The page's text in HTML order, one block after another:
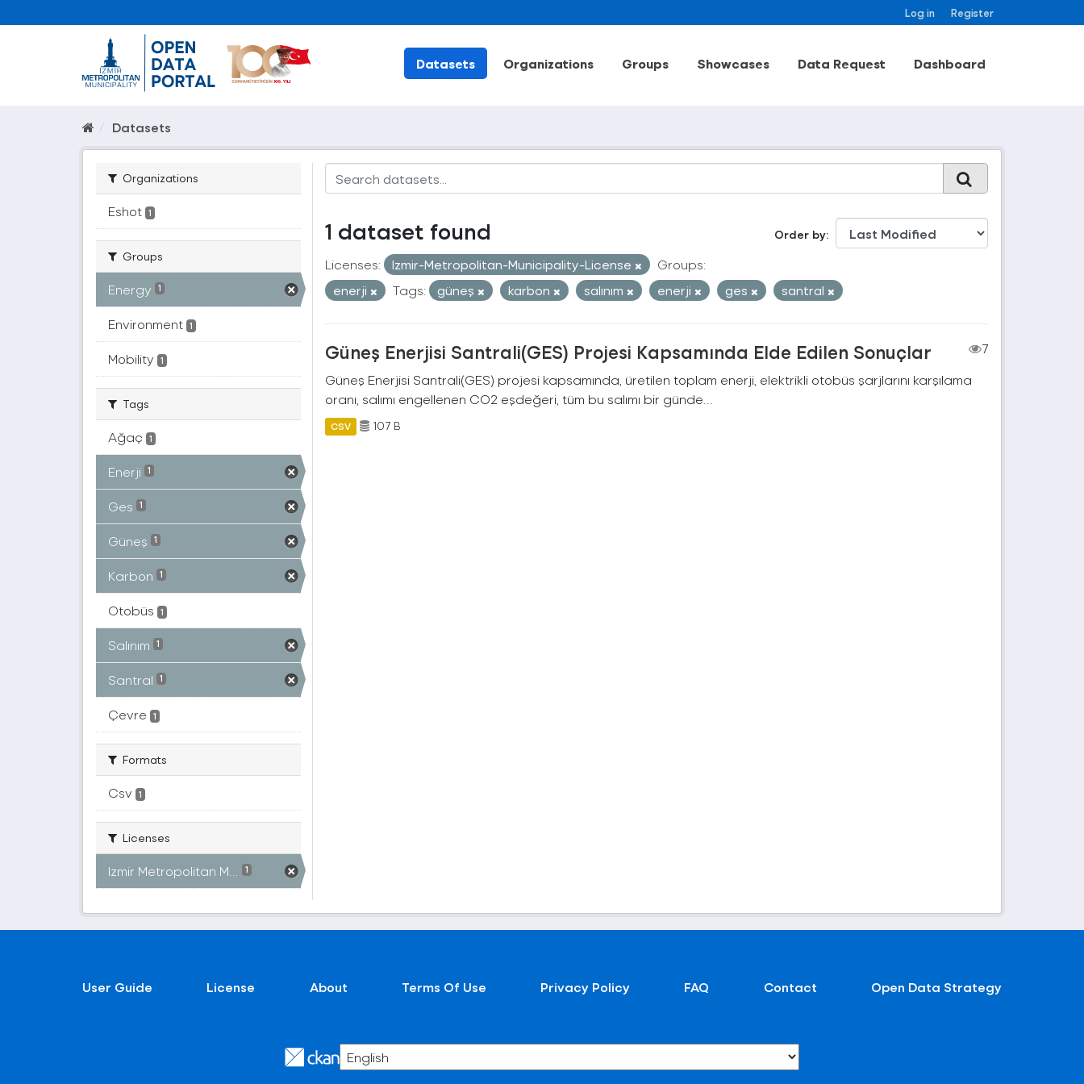
Log in Register
Datasets Organizations Groups Showcases Data Request Dashboard
Datasets
Organizations
Eshot 1
Groups
Energy 1
Environment 1
Mobility 1
Tags
Ağaç 1
Enerji 1
Ges 1
Güneş 1
Karbon 1
Otobüs 1
Salınım 1
Santral 1
Çevre 1
Formats
Csv 1
Licenses
Izmir Metropolitan M... 1
Order by
1 dataset found
Licenses: Izmir-Metropolitan-Municipality-License
Groups:
enerji
Tags: güneş karbon salınım enerji ges santral
Güneş Enerjisi Santrali(GES) Projesi Kapsamında Elde Edilen Sonuçlar
7
Güneş Enerjisi Santrali(GES) projesi kapsamında, üretilen toplam enerji, elektrikli otobüs şarjlarını karşılama
oranı, salımı engellenen CO2 eşdeğeri, tüm bu salımı bir günde...
CSV 107 B
User Guide License About Terms Of Use Privacy Policy FAQ Contact Open Data Strategy